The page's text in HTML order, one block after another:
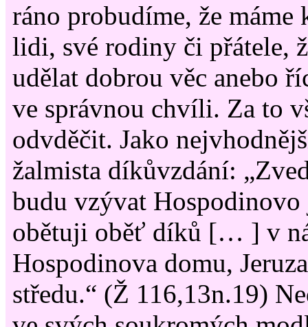
ráno probudíme, že máme
lidi, své rodiny či přátele,
udělat dobrou věc anebo
ve správnou chvíli. Za to
odvděčit. Jako
žalmista díkůvzdání:
budu vzývat
obětuji oběť díků [… ] v
Hospodinova domu,
středu.“ (Ž 116,13n.19)